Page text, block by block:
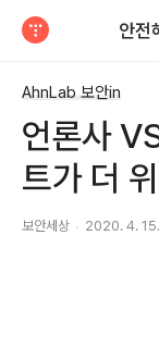
안전
AhnLab 보안in
언론사
트가 더
보안세상 2020. 4.